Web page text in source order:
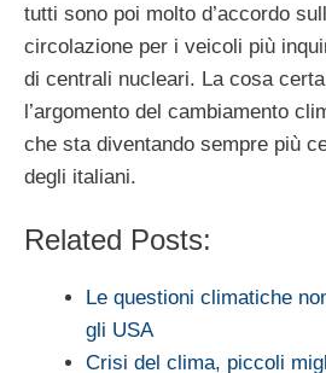
tutti sono poi molto d’accordo
circolazione per i veicoli più
di centrali nucleari. La cosa
l’argomento del cambiamento
che sta diventando sempre più
degli italiani.
Related Posts:
Le questioni climatiche
gli USA
Crisi del clima, piccoli